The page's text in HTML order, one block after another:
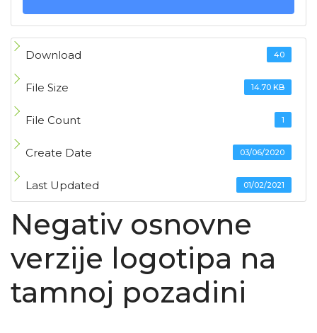
Download 40
File Size 14.70 KB
File Count 1
Create Date 03/06/2020
Last Updated 01/02/2021
Negativ osnovne
verzije logotipa na
tamnoj pozadini